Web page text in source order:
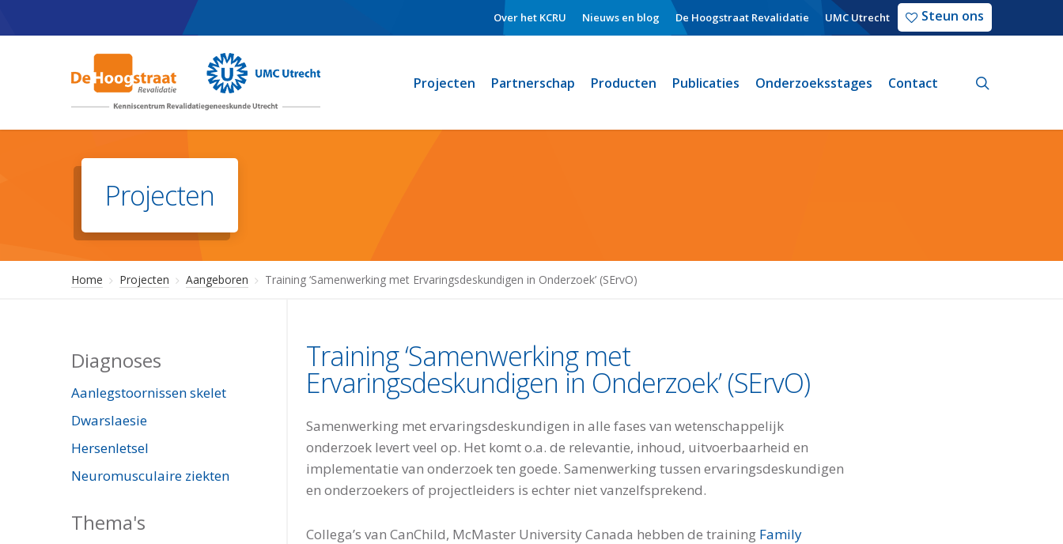
to
Over het KCRU Nieuws en blog De Hoogstraat Revalidatie UMC Utrecht Steun ons
Projecten Partnerschap Producten Publicaties Onderzoeksstages Contact
Projecten
Home Projecten Aangeboren Training ‘Samenwerking met Ervaringsdeskundigen in Onderzoek’ (SErvO)
Diagnoses
Aanlegstoornissen skelet
Dwarslaesie
Hersenletsel
Neuromusculaire ziekten
Thema's
Training ‘Samenwerking met
Ervaringsdeskundigen in Onderzoek’ (SErvO)
Samenwerking met ervaringsdeskundigen in alle fases van wetenschappelijk
onderzoek levert veel op. Het komt o.a. de relevantie, inhoud, uitvoerbaarheid en
implementatie van onderzoek ten goede. Samenwerking tussen ervaringsdeskundigen
en onderzoekers of projectleiders is echter niet vanzelfsprekend.
Collega’s van CanChild, McMaster University Canada hebben de training Family